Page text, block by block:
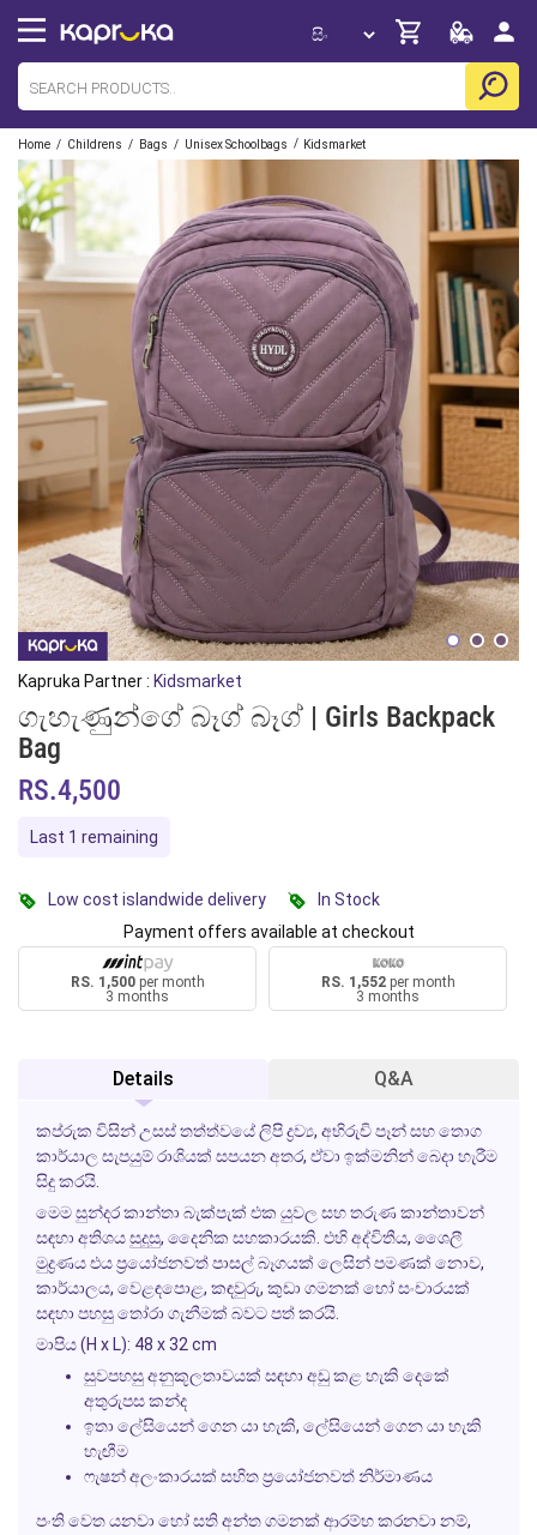
Home / Childrens / Bags / Unisex Schoolbags / Kidsmarket
Kapruka Partner : Kidsmarket
ගැහැණුන්ගේ බෑග් බෑග් | Girls Backpack
Bag
RS.4,500
Last 1 remaining
Low cost islandwide delivery
In Stock
Payment offers available at checkout
RS. 1,500per month
3 months
RS. 1,552per month
3 months
Details Q&A
කප්රුක විසින් උසස් තත්ත්වයේ ලිපි ද්‍රව්‍ය, අභිරුචි පෑන් සහ තොග
කාර්යාල සැපයුම් රාශියක් සපයන අතර, ඒවා ඉක්මනින් බෙදා හැරීම
සිදු කරයි.
මෙම සුන්දර කාන්තා බැක්පැක් එක යුවල සහ තරුණ කාන්තාවන්
සඳහා අතිශය සුදුසු, දෛනික සහකාරයකි. එහි අද්විතීය, ශෛලී
මුද්‍රණය එය ප්‍රයෝජනවත් පාසල් බෑගයක් ලෙසින් පමණක් නොව,
කාර්යාලය, වෙළඳපොළ, කඳවුරු, කුඩා ගමනක් හෝ සංචාරයක්
සඳහා පහසු තෝරා ගැනීමක් බවට පත් කරයි.
මාපිය (H x L): 48 x 32 cm
සුවපහසු අනුකූලතාවයක් සඳහා අඩු කළ හැකි දෙකේ
අතුරුපස කන්ද
ඉතා ලේසියෙන් ගෙන යා හැකි, ලේසියෙන් ගෙන යා හැකි
හැඟීම
ෆැෂන් අලංකාරයක් සහිත ප්‍රයෝජනවත් නිර්මාණය
පංති වෙත යනවා හෝ සති අන්ත ගමනක් ආරම්භ කරනවා නම්,